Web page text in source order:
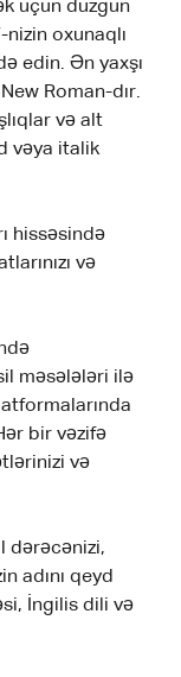
üçün düzgün
oxunaqlı
edin. Ən yaxşı
Roman-dır.
və alt
vəya italik
hissəsində
və
məsələləri ilə
bir vəzifə
və
dərəcənizi,
adını qeyd
İngilis dili və